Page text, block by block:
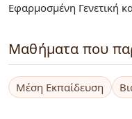
Εφαρμοσμένη Γενετική
Μαθήματα που
Μέση Εκπαίδευση